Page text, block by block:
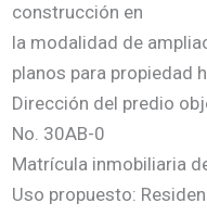
construcción en
la modalidad de
planos para propiedad
Dirección del predio
No. 30AB-0
Matrícula inmobiliaria
Uso propuesto: